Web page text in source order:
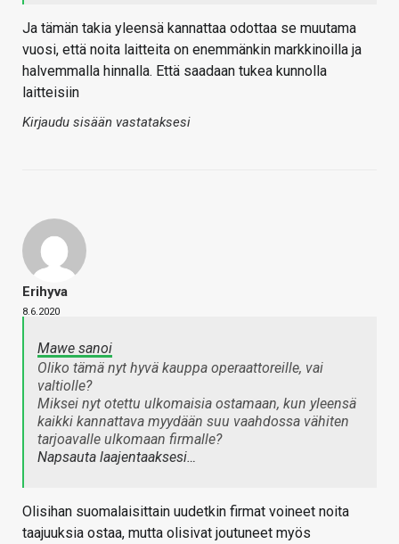
Ja tämän takia yleensä kannattaa odottaa se muutama
vuosi, että noita laitteita on enemmänkin markkinoilla ja
halvemmalla hinnalla. Että saadaan tukea kunnolla
laitteisiin
Kirjaudu sisään vastataksesi
Erihyva
8.6.2020
Mawe sanoi
Oliko tämä nyt hyvä kauppa operaattoreille, vai
valtiolle?
Miksei nyt otettu ulkomaisia ostamaan, kun yleensä
kaikki kannattava myydään suu vaahdossa vähiten
tarjoavalle ulkomaan firmalle?
Napsauta laajentaaksesi…
Olisihan suomalaisittain uudetkin firmat voineet noita
taajuuksia ostaa, mutta olisivat joutuneet myös